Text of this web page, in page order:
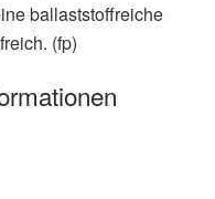
ballaststoffreiche
(fp)